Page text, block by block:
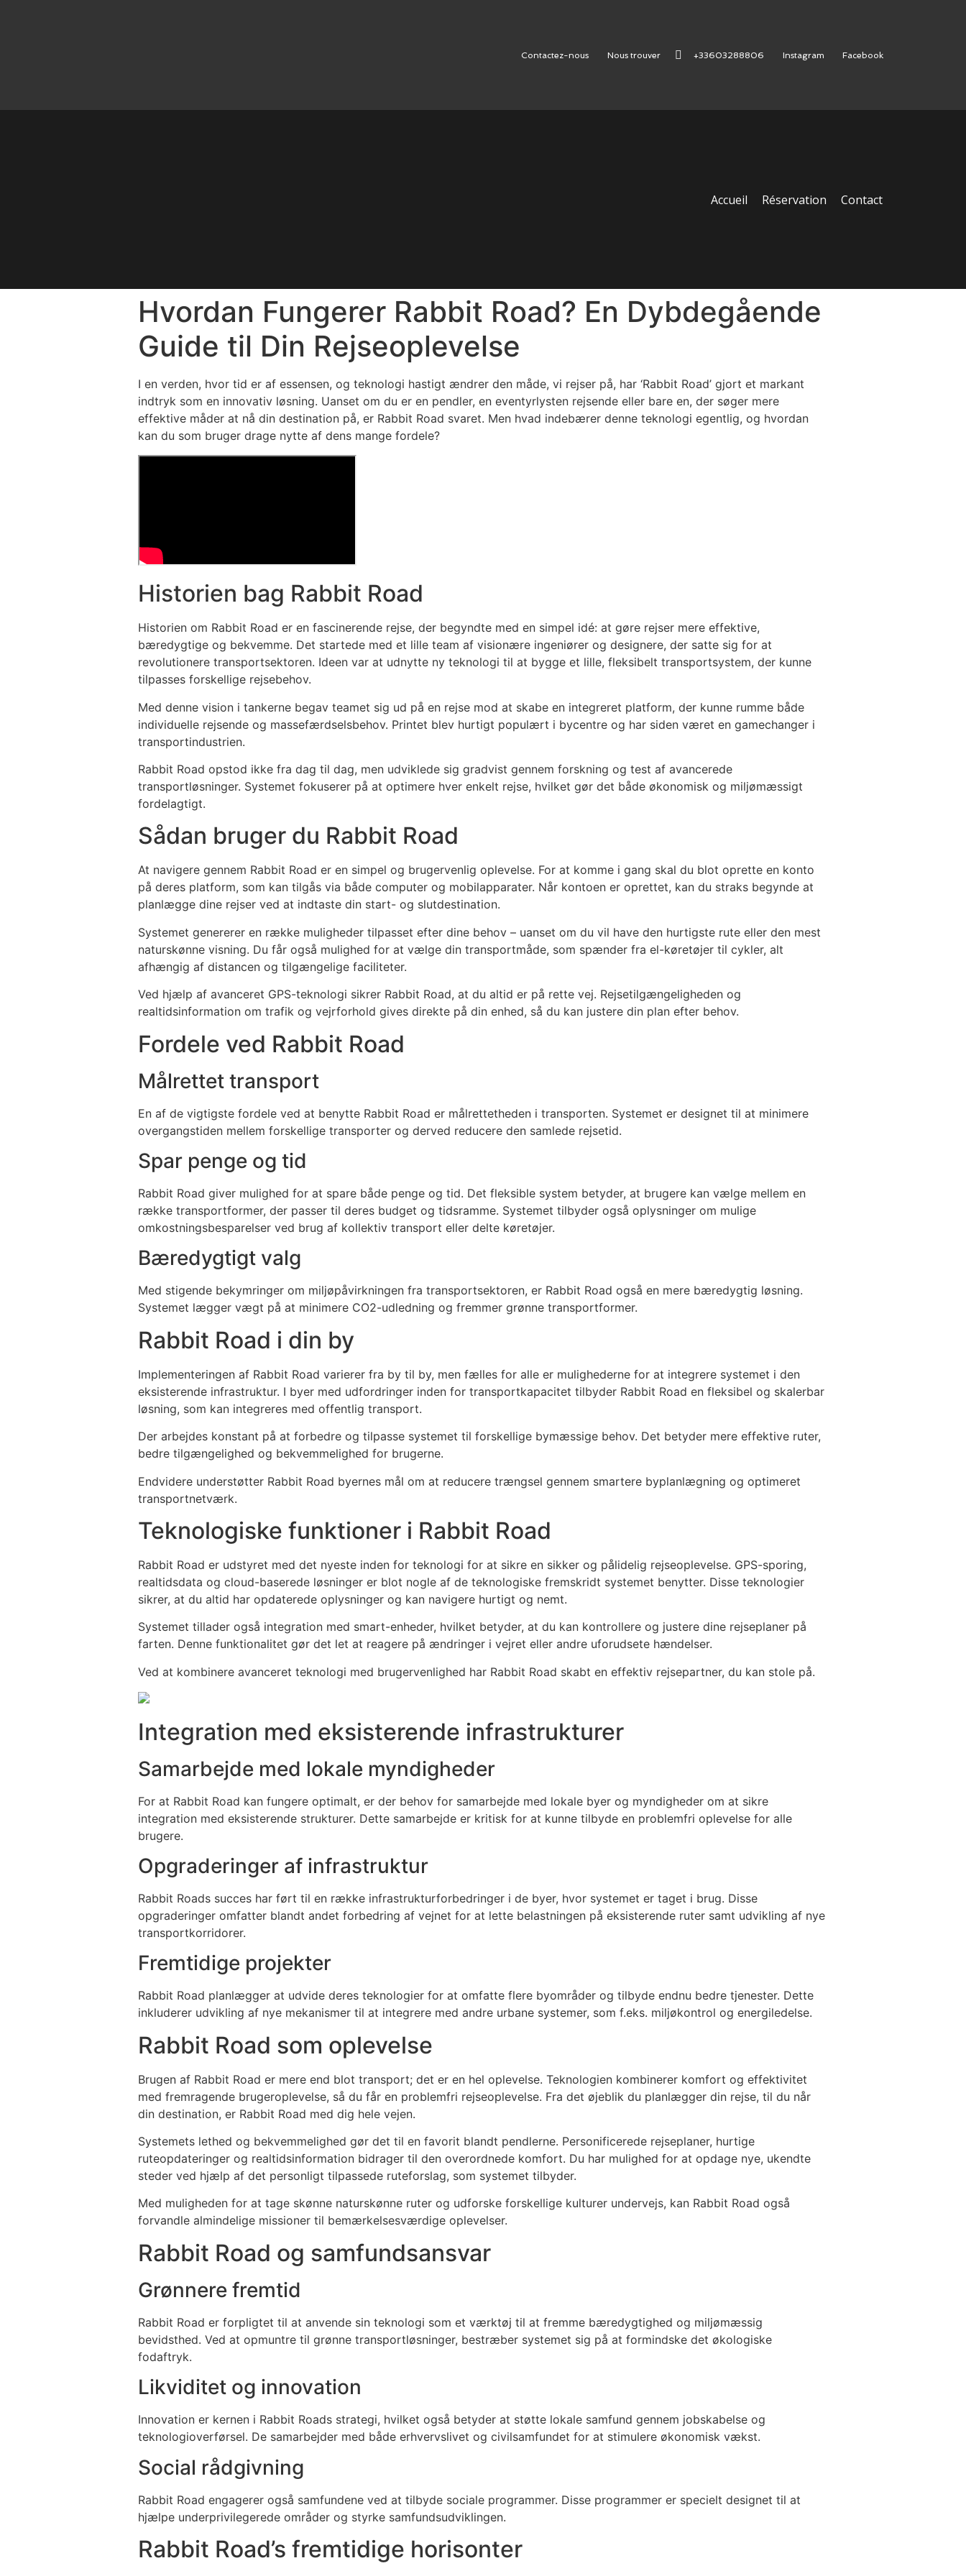
Contactez-nous Nous trouver +33603288806 Instagram Facebook
Accueil Réservation Contact
Hvordan Fungerer Rabbit Road? En Dybdegående
Guide til Din Rejseoplevelse
I en verden, hvor tid er af essensen, og teknologi hastigt ændrer den måde, vi rejser på, har ‘Rabbit Road’ gjort et markant
indtryk som en innovativ løsning. Uanset om du er en pendler, en eventyrlysten rejsende eller bare en, der søger mere
effektive måder at nå din destination på, er Rabbit Road svaret. Men hvad indebærer denne teknologi egentlig, og hvordan
kan du som bruger drage nytte af dens mange fordele?
Historien bag Rabbit Road
Historien om Rabbit Road er en fascinerende rejse, der begyndte med en simpel idé: at gøre rejser mere effektive,
bæredygtige og bekvemme. Det startede med et lille team af visionære ingeniører og designere, der satte sig for at
revolutionere transportsektoren. Ideen var at udnytte ny teknologi til at bygge et lille, fleksibelt transportsystem, der kunne
tilpasses forskellige rejsebehov.
Med denne vision i tankerne begav teamet sig ud på en rejse mod at skabe en integreret platform, der kunne rumme både
individuelle rejsende og massefærdselsbehov. Printet blev hurtigt populært i bycentre og har siden været en gamechanger i
transportindustrien.
Rabbit Road opstod ikke fra dag til dag, men udviklede sig gradvist gennem forskning og test af avancerede
transportløsninger. Systemet fokuserer på at optimere hver enkelt rejse, hvilket gør det både økonomisk og miljømæssigt
fordelagtigt.
Sådan bruger du Rabbit Road
At navigere gennem Rabbit Road er en simpel og brugervenlig oplevelse. For at komme i gang skal du blot oprette en konto
på deres platform, som kan tilgås via både computer og mobilapparater. Når kontoen er oprettet, kan du straks begynde at
planlægge dine rejser ved at indtaste din start- og slutdestination.
Systemet genererer en række muligheder tilpasset efter dine behov – uanset om du vil have den hurtigste rute eller den mest
naturskønne visning. Du får også mulighed for at vælge din transportmåde, som spænder fra el-køretøjer til cykler, alt
afhængig af distancen og tilgængelige faciliteter.
Ved hjælp af avanceret GPS-teknologi sikrer Rabbit Road, at du altid er på rette vej. Rejsetilgængeligheden og
realtidsinformation om trafik og vejrforhold gives direkte på din enhed, så du kan justere din plan efter behov.
Fordele ved Rabbit Road
Målrettet transport
En af de vigtigste fordele ved at benytte Rabbit Road er målrettetheden i transporten. Systemet er designet til at minimere
overgangstiden mellem forskellige transporter og derved reducere den samlede rejsetid.
Spar penge og tid
Rabbit Road giver mulighed for at spare både penge og tid. Det fleksible system betyder, at brugere kan vælge mellem en
række transportformer, der passer til deres budget og tidsramme. Systemet tilbyder også oplysninger om mulige
omkostningsbesparelser ved brug af kollektiv transport eller delte køretøjer.
Bæredygtigt valg
Med stigende bekymringer om miljøpåvirkningen fra transportsektoren, er Rabbit Road også en mere bæredygtig løsning.
Systemet lægger vægt på at minimere CO2-udledning og fremmer grønne transportformer.
Rabbit Road i din by
Implementeringen af Rabbit Road varierer fra by til by, men fælles for alle er mulighederne for at integrere systemet i den
eksisterende infrastruktur. I byer med udfordringer inden for transportkapacitet tilbyder Rabbit Road en fleksibel og skalerbar
løsning, som kan integreres med offentlig transport.
Der arbejdes konstant på at forbedre og tilpasse systemet til forskellige bymæssige behov. Det betyder mere effektive ruter,
bedre tilgængelighed og bekvemmelighed for brugerne.
Endvidere understøtter Rabbit Road byernes mål om at reducere trængsel gennem smartere byplanlægning og optimeret
transportnetværk.
Teknologiske funktioner i Rabbit Road
Rabbit Road er udstyret med det nyeste inden for teknologi for at sikre en sikker og pålidelig rejseoplevelse. GPS-sporing,
realtidsdata og cloud-baserede løsninger er blot nogle af de teknologiske fremskridt systemet benytter. Disse teknologier
sikrer, at du altid har opdaterede oplysninger og kan navigere hurtigt og nemt.
Systemet tillader også integration med smart-enheder, hvilket betyder, at du kan kontrollere og justere dine rejseplaner på
farten. Denne funktionalitet gør det let at reagere på ændringer i vejret eller andre uforudsete hændelser.
Ved at kombinere avanceret teknologi med brugervenlighed har Rabbit Road skabt en effektiv rejsepartner, du kan stole på.
Integration med eksisterende infrastrukturer
Samarbejde med lokale myndigheder
For at Rabbit Road kan fungere optimalt, er der behov for samarbejde med lokale byer og myndigheder om at sikre
integration med eksisterende strukturer. Dette samarbejde er kritisk for at kunne tilbyde en problemfri oplevelse for alle
brugere.
Opgraderinger af infrastruktur
Rabbit Roads succes har ført til en række infrastrukturforbedringer i de byer, hvor systemet er taget i brug. Disse
opgraderinger omfatter blandt andet forbedring af vejnet for at lette belastningen på eksisterende ruter samt udvikling af nye
transportkorridorer.
Fremtidige projekter
Rabbit Road planlægger at udvide deres teknologier for at omfatte flere byområder og tilbyde endnu bedre tjenester. Dette
inkluderer udvikling af nye mekanismer til at integrere med andre urbane systemer, som f.eks. miljøkontrol og energiledelse.
Rabbit Road som oplevelse
Brugen af Rabbit Road er mere end blot transport; det er en hel oplevelse. Teknologien kombinerer komfort og effektivitet
med fremragende brugeroplevelse, så du får en problemfri rejseoplevelse. Fra det øjeblik du planlægger din rejse, til du når
din destination, er Rabbit Road med dig hele vejen.
Systemets lethed og bekvemmelighed gør det til en favorit blandt pendlerne. Personificerede rejseplaner, hurtige
ruteopdateringer og realtidsinformation bidrager til den overordnede komfort. Du har mulighed for at opdage nye, ukendte
steder ved hjælp af det personligt tilpassede ruteforslag, som systemet tilbyder.
Med muligheden for at tage skønne naturskønne ruter og udforske forskellige kulturer undervejs, kan Rabbit Road også
forvandle almindelige missioner til bemærkelsesværdige oplevelser.
Rabbit Road og samfundsansvar
Grønnere fremtid
Rabbit Road er forpligtet til at anvende sin teknologi som et værktøj til at fremme bæredygtighed og miljømæssig
bevidsthed. Ved at opmuntre til grønne transportløsninger, bestræber systemet sig på at formindske det økologiske
fodaftryk.
Likviditet og innovation
Innovation er kernen i Rabbit Roads strategi, hvilket også betyder at støtte lokale samfund gennem jobskabelse og
teknologioverførsel. De samarbejder med både erhvervslivet og civilsamfundet for at stimulere økonomisk vækst.
Social rådgivning
Rabbit Road engagerer også samfundene ved at tilbyde sociale programmer. Disse programmer er specielt designet til at
hjælpe underprivilegerede områder og styrke samfundsudviklingen.
Rabbit Road’s fremtidige horisonter